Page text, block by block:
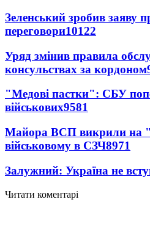
Зеленський зробив заяву
переговори10122
Уряд змінив правила
консульствах за кордоном
"Медові пастки": СБУ
військових9581
Майора ВСП викрили на
військовому в СЗЧ8971
Залужний: Україна не
Читати коментарі